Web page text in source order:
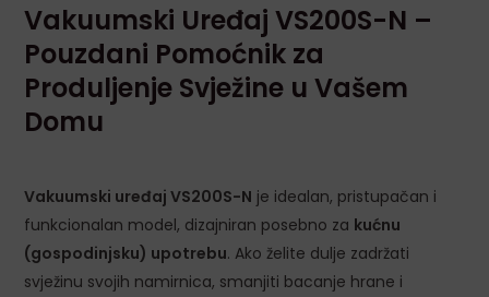
Vakuumski Uređaj VS200S-N –
Pouzdani Pomoćnik za
Produljenje Svježine u Vašem
Domu
Vakuumski uređaj VS200S-N je idealan, pristupačan i
funkcionalan model, dizajniran posebno za kućnu
(gospodinjsku) upotrebu. Ako želite dulje zadržati
svježinu svojih namirnica, smanjiti bacanje hrane i